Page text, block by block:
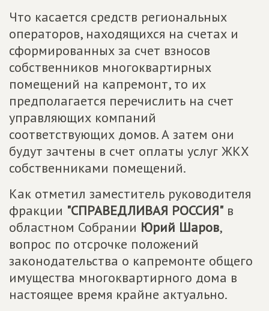
Что касается средств региональных
операторов, находящихся на счетах и
сформированных за счет взносов
собственников многоквартирных
помещений на капремонт, то их
предполагается перечислить на счет
управляющих компаний
соответствующих домов. А затем они
будут зачтены в счет оплаты услуг ЖКХ
собственниками помещений.
Как отметил заместитель руководителя
фракции "СПРАВЕДЛИВАЯ РОССИЯ" в
областном Собрании Юрий Шаров,
вопрос по отсрочке положений
законодательства о капремонте общего
имущества многоквартирного дома в
настоящее время крайне актуально.